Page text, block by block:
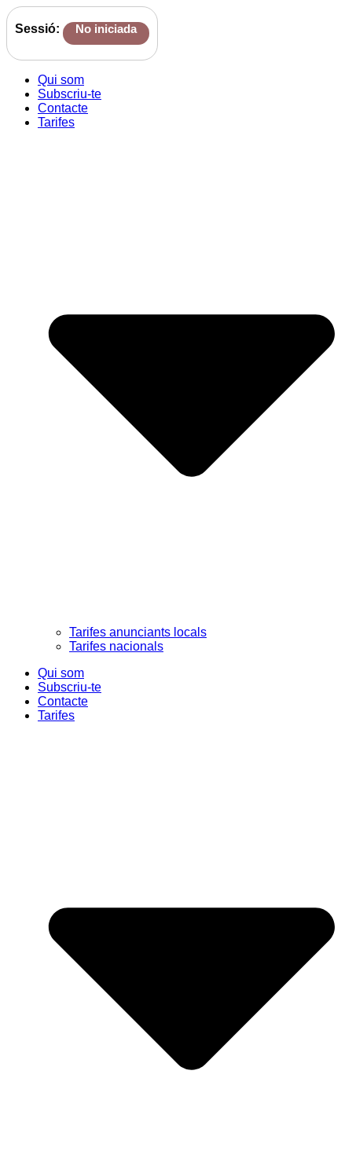
Sessió: No iniciada
Qui som
Subscriu-te
Contacte
Tarifes
Tarifes anunciants locals
Tarifes nacionals
Qui som
Subscriu-te
Contacte
Tarifes